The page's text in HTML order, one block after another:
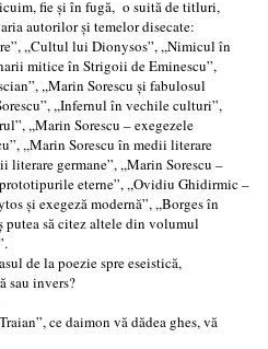
fie şi în fugă, o suită de titluri,
autorilor şi temelor disecate:
,,Cultul lui Dionysos”, ,,Nimicul în
mitice în Strigoii de Eminescu”,
,,Marin Sorescu şi fabulosul
,,Infernul în vechile culturi”,
,,Marin Sorescu – exegezele
,,Marin Sorescu în medii literare
literare germane”, ,,Marin Sorescu –
eterne”, ,,Ovidiu Ghidirmic –
şi exegeză modernă”, ,,Borges în
să citez altele din volumul
de la poezie spre eseistică,
sau invers?
ce daimon vă dădea ghes, vă